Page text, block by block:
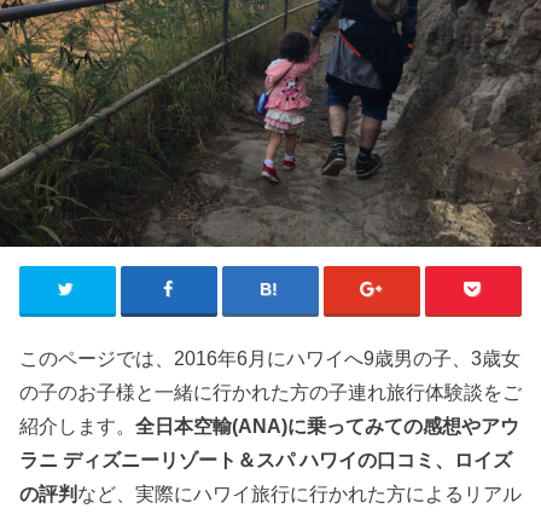
このページでは、2016年6月にハワイへ9歳男の子、3歳女
の子のお子様と一緒に行かれた方の子連れ旅行体験談をご
紹介します。 全日本空輸(ANA)に乗ってみての感想やアウ
ラニ ディズニーリゾート＆スパ ハワイの口コミ、ロイズ
の評判 など、実際にハワイ旅行に行かれた方によるリアル